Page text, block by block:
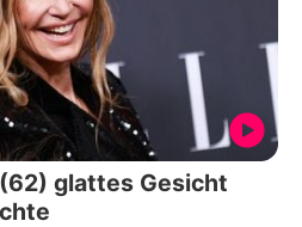
glattes Gesicht